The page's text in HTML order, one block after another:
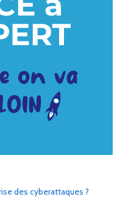
des cyberattaques ?